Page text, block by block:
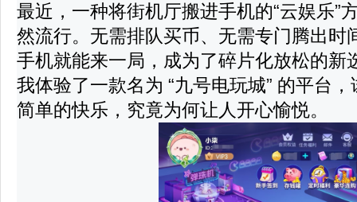
最近，一种将街机厅搬进手机的“云娱乐”
然流行。无需排队买币、无需专门腾出时
手机就能来一局，成为了碎片化放松的新
我体验了一款名为 “九号电玩城” 的平台，
简单的快乐，究竟为何让人开心愉悦。